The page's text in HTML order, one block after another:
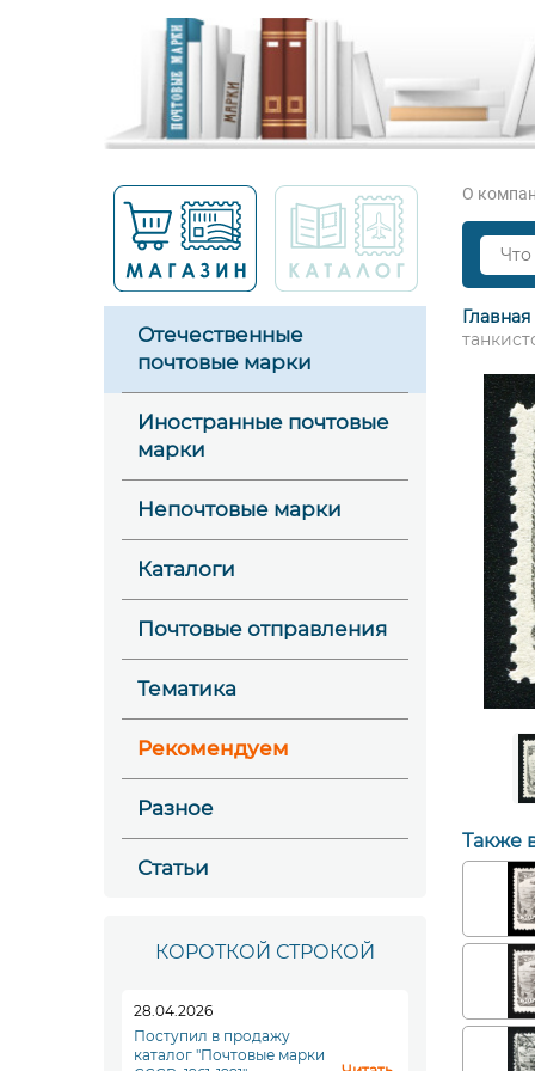
О
Отечественные
почтовые марки
Иностранные почтовые
марки
Непочтовые марки
Каталоги
Почтовые отправления
Тематика
Рекомендуем
Разное
Статьи
КОРОТКОЙ СТРОКОЙ
28.04.2026
Поступил в продажу
каталог "Почтовые марки
Главная
Также